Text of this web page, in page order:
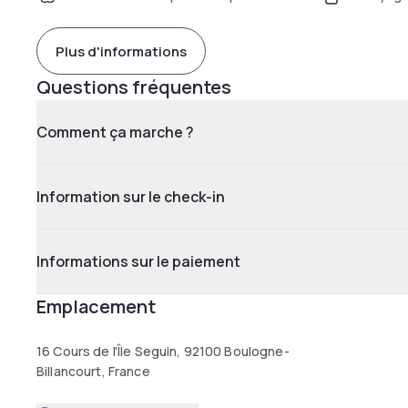
Plus d'informations
Questions fréquentes
Comment ça marche ?
Information sur le check-in
Informations sur le paiement
Emplacement
16 Cours de l'Île Seguin, 92100 Boulogne-
Billancourt, France